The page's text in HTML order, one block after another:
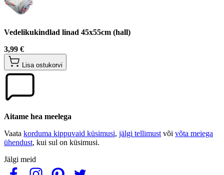
Vedelikukindlad linad 45x55cm (hall)
3,99 €
Lisa ostukorvi
Aitame hea meelega
Vaata korduma kippuvaid küsimusi, jälgi tellimust või võta meiega
ühendust, kui sul on küsimusi.
Jälgi meid